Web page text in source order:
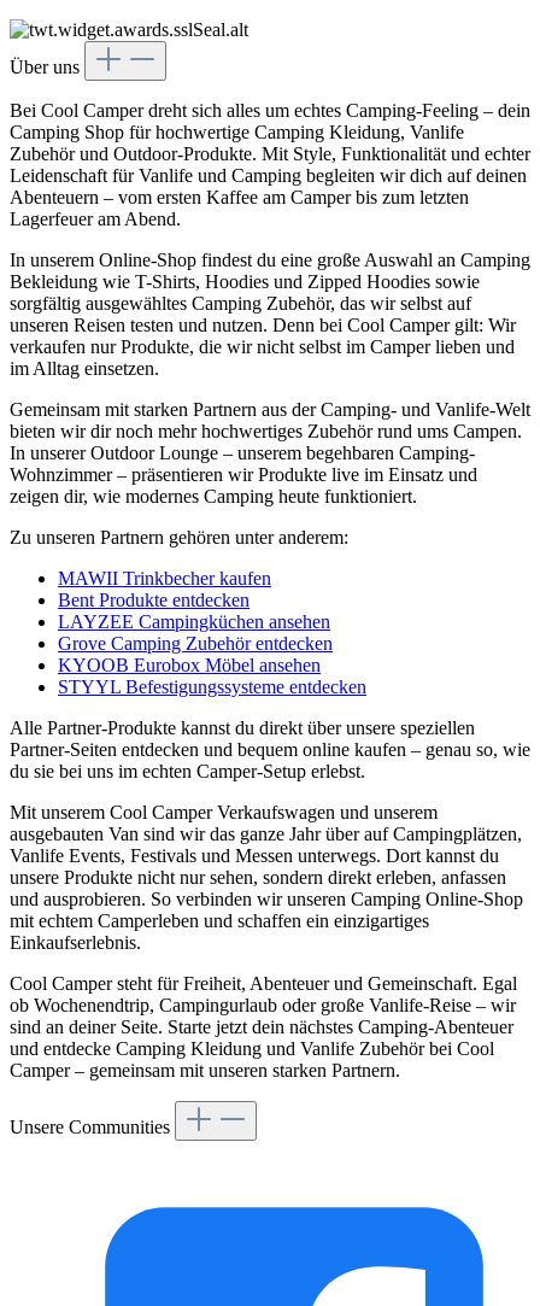
Über uns
Bei Cool Camper dreht sich alles um echtes Camping-Feeling – dein
Camping Shop für hochwertige Camping Kleidung, Vanlife
Zubehör und Outdoor-Produkte. Mit Style, Funktionalität und echter
Leidenschaft für Vanlife und Camping begleiten wir dich auf deinen
Abenteuern – vom ersten Kaffee am Camper bis zum letzten
Lagerfeuer am Abend.
In unserem Online-Shop findest du eine große Auswahl an Camping
Bekleidung wie T-Shirts, Hoodies und Zipped Hoodies sowie
sorgfältig ausgewähltes Camping Zubehör, das wir selbst auf
unseren Reisen testen und nutzen. Denn bei Cool Camper gilt: Wir
verkaufen nur Produkte, die wir nicht selbst im Camper lieben und
im Alltag einsetzen.
Gemeinsam mit starken Partnern aus der Camping- und Vanlife-Welt
bieten wir dir noch mehr hochwertiges Zubehör rund ums Campen.
In unserer Outdoor Lounge – unserem begehbaren Camping-
Wohnzimmer – präsentieren wir Produkte live im Einsatz und
zeigen dir, wie modernes Camping heute funktioniert.
Zu unseren Partnern gehören unter anderem:
MAWII Trinkbecher kaufen
Bent Produkte entdecken
LAYZEE Campingküchen ansehen
Grove Camping Zubehör entdecken
KYOOB Eurobox Möbel ansehen
STYYL Befestigungssysteme entdecken
Alle Partner-Produkte kannst du direkt über unsere speziellen
Partner-Seiten entdecken und bequem online kaufen – genau so, wie
du sie bei uns im echten Camper-Setup erlebst.
Mit unserem Cool Camper Verkaufswagen und unserem
ausgebauten Van sind wir das ganze Jahr über auf Campingplätzen,
Vanlife Events, Festivals und Messen unterwegs. Dort kannst du
unsere Produkte nicht nur sehen, sondern direkt erleben, anfassen
und ausprobieren. So verbinden wir unseren Camping Online-Shop
mit echtem Camperleben und schaffen ein einzigartiges
Einkaufserlebnis.
Cool Camper steht für Freiheit, Abenteuer und Gemeinschaft. Egal
ob Wochenendtrip, Campingurlaub oder große Vanlife-Reise – wir
sind an deiner Seite. Starte jetzt dein nächstes Camping-Abenteuer
und entdecke Camping Kleidung und Vanlife Zubehör bei Cool
Camper – gemeinsam mit unseren starken Partnern.
Unsere Communities